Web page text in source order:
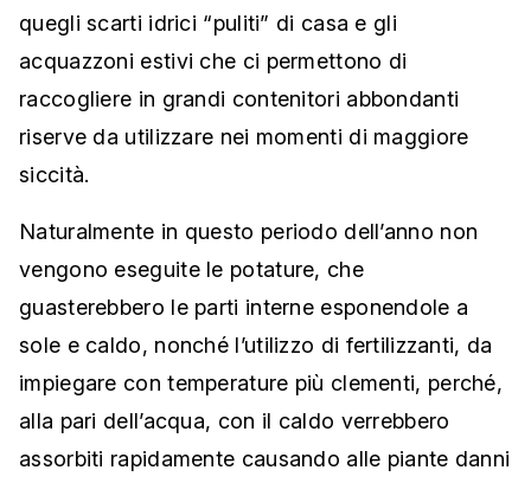
quegli scarti idrici “puliti” di casa e gli
acquazzoni estivi che ci permettono di
raccogliere in grandi contenitori abbondanti
riserve da utilizzare nei momenti di maggiore
siccità.
Naturalmente in questo periodo dell’anno non
vengono eseguite le potature, che
guasterebbero le parti interne esponendole a
sole e caldo, nonché l’utilizzo di fertilizzanti, da
impiegare con temperature più clementi, perché,
alla pari dell’acqua, con il caldo verrebbero
assorbiti rapidamente causando alle piante danni